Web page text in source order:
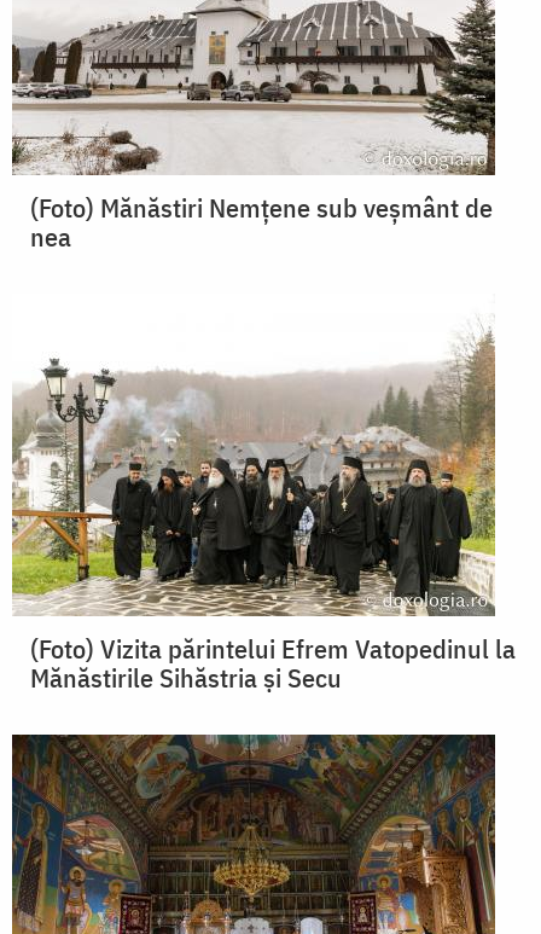
(Foto) Mănăstiri Nemțene sub veșmânt de
nea
(Foto) Vizita părintelui Efrem Vatopedinul la
Mănăstirile Sihăstria și Secu